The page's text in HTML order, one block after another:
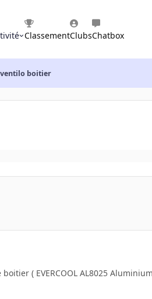
ClassementClubsChatbox
boitier
( EVERCOOL AL8025